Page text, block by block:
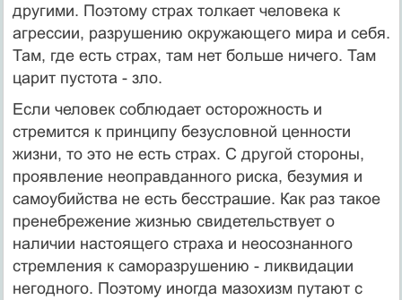
другими. Поэтому страх толкает человека к
агрессии, разрушению окружающего мира и себя.
Там, где есть страх, там нет больше ничего. Там
царит пустота - зло.
Если человек соблюдает осторожность и
стремится к принципу безусловной ценности
жизни, то это не есть страх. С другой стороны,
проявление неоправданного риска, безумия и
самоубийства не есть бесстрашие. Как раз такое
пренебрежение жизнью свидетельствует о
наличии настоящего страха и неосознанного
стремления к саморазрушению - ликвидации
негодного. Поэтому иногда мазохизм путают с